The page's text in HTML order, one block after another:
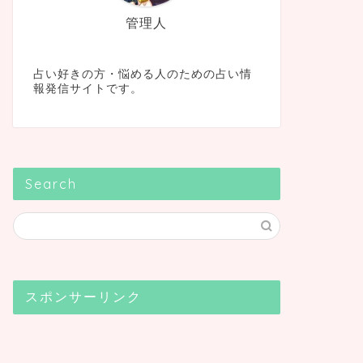
管理人
占い好きの方・悩める人のための占い情
報発信サイトです。
Search
スポンサーリンク